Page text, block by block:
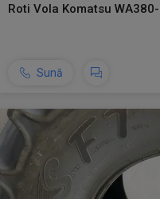
Roti Vola Komatsu
Sună